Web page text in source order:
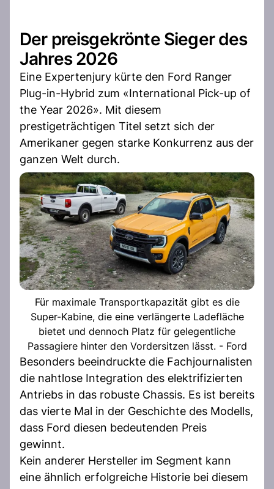
Der preisgekrönte Sieger des
Jahres 2026
Eine Expertenjury kürte den Ford Ranger
Plug-in-Hybrid zum «International Pick-up of
the Year 2026». Mit diesem
prestigeträchtigen Titel setzt sich der
Amerikaner gegen starke Konkurrenz aus der
ganzen Welt durch.
Für maximale Transportkapazität gibt es die
Super-Kabine, die eine verlängerte Ladefläche
bietet und dennoch Platz für gelegentliche
Passagiere hinter den Vordersitzen lässt. - Ford
Besonders beeindruckte die Fachjournalisten
die nahtlose Integration des elektrifizierten
Antriebs in das robuste Chassis. Es ist bereits
das vierte Mal in der Geschichte des Modells,
dass Ford diesen bedeutenden Preis
gewinnt.
Kein anderer Hersteller im Segment kann
eine ähnlich erfolgreiche Historie bei diesem